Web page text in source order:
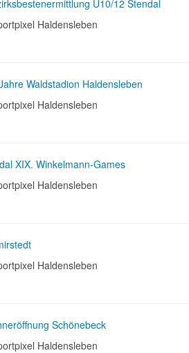
U10/12 Stendal
Haldensleben
Waldstadion Haldensleben
Haldensleben
XIX. Winkelmann-Games
Haldensleben
Haldensleben
Schönebeck
Haldensleben